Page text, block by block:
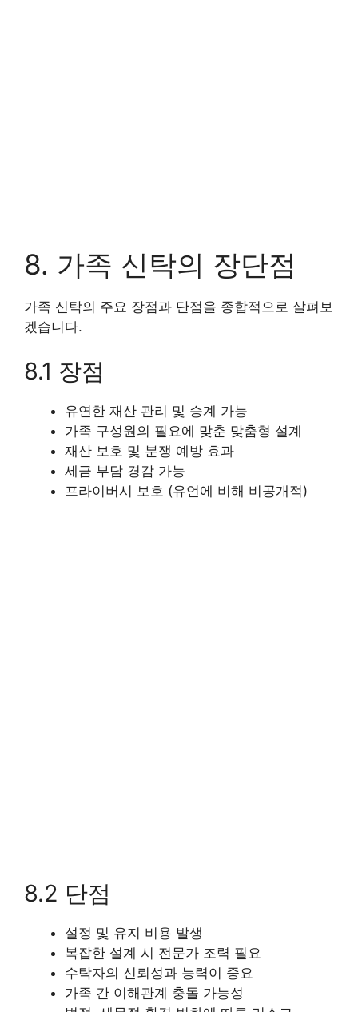
8. 가족 신탁의 장단점
가족 신탁의 주요 장점과 단점을 종합적으로 살펴보
겠습니다.
8.1 장점
유연한 재산 관리 및 승계 가능
가족 구성원의 필요에 맞춘 맞춤형 설계
재산 보호 및 분쟁 예방 효과
세금 부담 경감 가능
프라이버시 보호 (유언에 비해 비공개적)
8.2 단점
설정 및 유지 비용 발생
복잡한 설계 시 전문가 조력 필요
수탁자의 신뢰성과 능력이 중요
가족 간 이해관계 충돌 가능성